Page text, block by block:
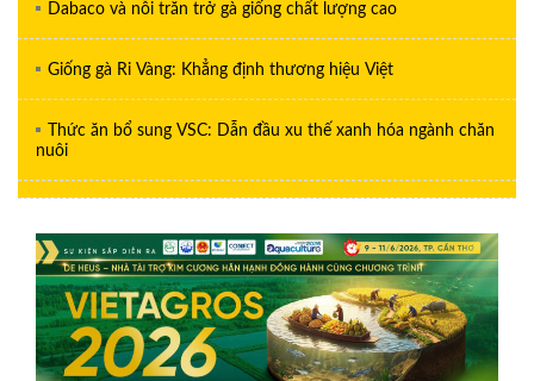
Dabaco và nỗi trăn trở gà giống chất lượng cao
Giống gà Ri Vàng: Khẳng định thương hiệu Việt
Thức ăn bổ sung VSC: Dẫn đầu xu thế xanh hóa ngành chăn
nuôi